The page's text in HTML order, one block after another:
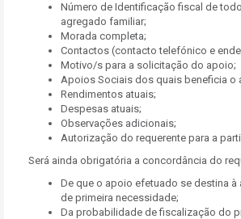
Número de Identificação fiscal de
agregado familiar;
Morada completa;
Contactos (contacto telefónico e
Motivo/s para a solicitação do apoio;
Apoios Sociais dos quais beneficia o
Rendimentos atuais;
Despesas atuais;
Observações adicionais;
Autorização do requerente para a
Será ainda obrigatória a concordância do
De que o apoio efetuado se destina
de primeira necessidade;
Da probabilidade de fiscalização do